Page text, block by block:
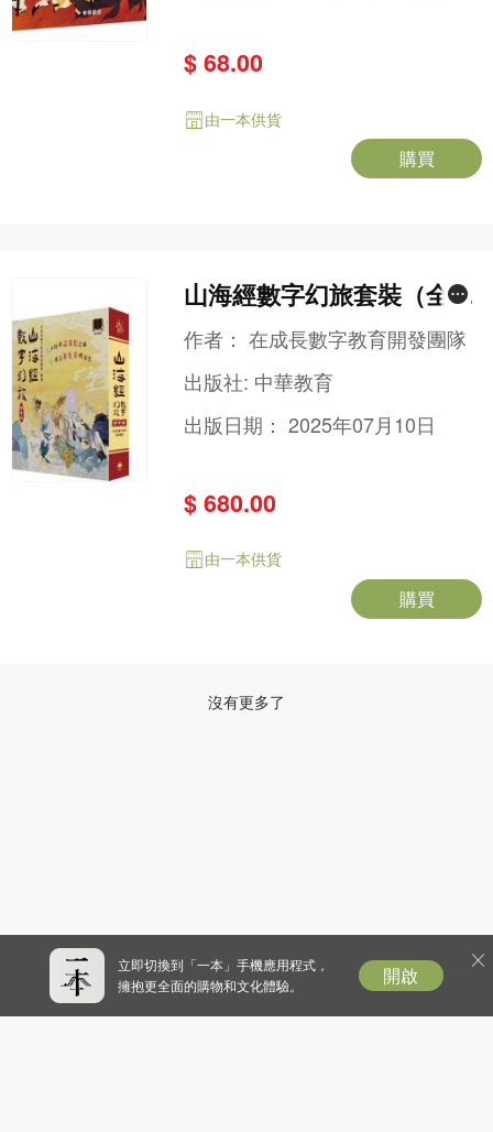
$ 68.00
由一本供貨
購買
山海經數字幻旅套裝（全十
冊）
作者：在成長數字教育開發團隊
出版社: 中華教育
出版日期：2025年07月10日
$ 680.00
由一本供貨
購買
沒有更多了
立即切換到「一本」手機應用程式，
擁抱更全面的購物和文化體驗。
開啟